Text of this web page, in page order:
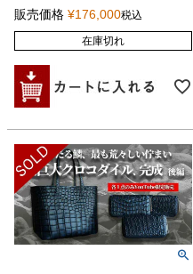
販売価格 ¥176,000税込
在庫切れ